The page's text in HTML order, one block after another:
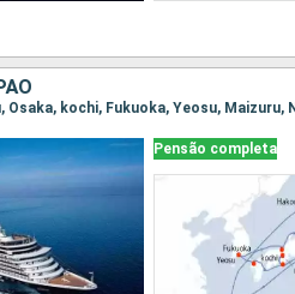
Osaka, kochi, Fukuoka, Yeosu,
Pensão completa